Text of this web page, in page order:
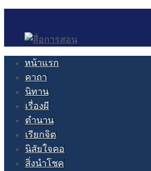
หน้าแรก
คาถา
นิทาน
เรื่องผี
ตำนาน
เรียกจิต
นิสัยใจคอ
สิ่งนำโชค